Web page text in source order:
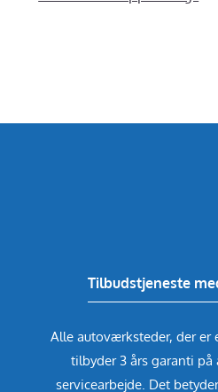
Tilbudstjeneste
Alle autoværksteder, der er
tilbyder 3 års garanti
servicearbejde. Det